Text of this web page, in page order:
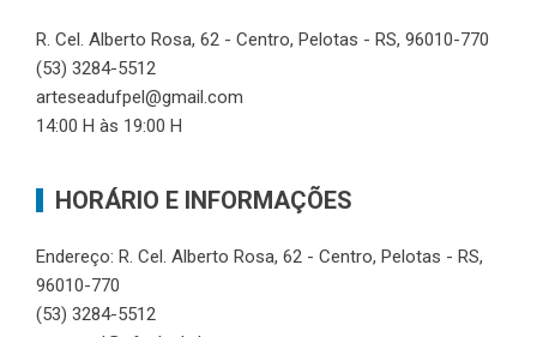
R. Cel. Alberto Rosa, 62 - Centro, Pelotas - RS, 96010-770
(53) 3284-5512
arteseadufpel@gmail.com
14:00 H às 19:00 H
HORÁRIO E INFORMAÇÕES
Endereço: R. Cel. Alberto Rosa, 62 - Centro, Pelotas - RS,
96010-770
(53) 3284-5512